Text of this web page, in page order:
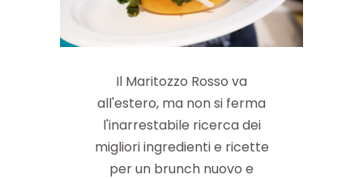
Il Maritozzo Rosso va
all'estero, ma non si ferma
l'inarrestabile ricerca dei
migliori ingredienti e ricette
per un brunch nuovo e